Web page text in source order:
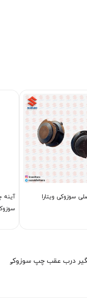
سوزوکی ویتارا
آینه
سوزوکی
درب عقب چپ سوزوکی